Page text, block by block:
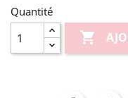
Quantité
